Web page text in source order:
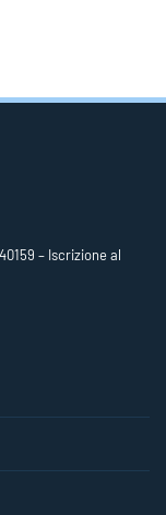
– Iscrizione al